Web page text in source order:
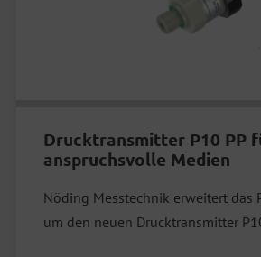
Drucktransmitter P10 PP
anspruchsvolle Medien
Nöding Messtechnik erweitert das
um den neuen Drucktransmitter